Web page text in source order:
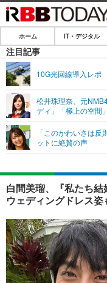
ホーム
IT・デジタル
ネタ
ショッピング
SPEED TEST
エンタメ
エンタメTOP
音楽
ショッピング
ライフ
ライフTOP
ペット
その他
リリース一覧
プッシュ通知の停止方
ホーム IT・デジタル
注目記事
10G光回線導入レポ
松井珠理奈、元
ディ」「極上の空間」
「このかわいさは
ットに絶賛の声
白間美瑠、『私たち
ウェディングドレス